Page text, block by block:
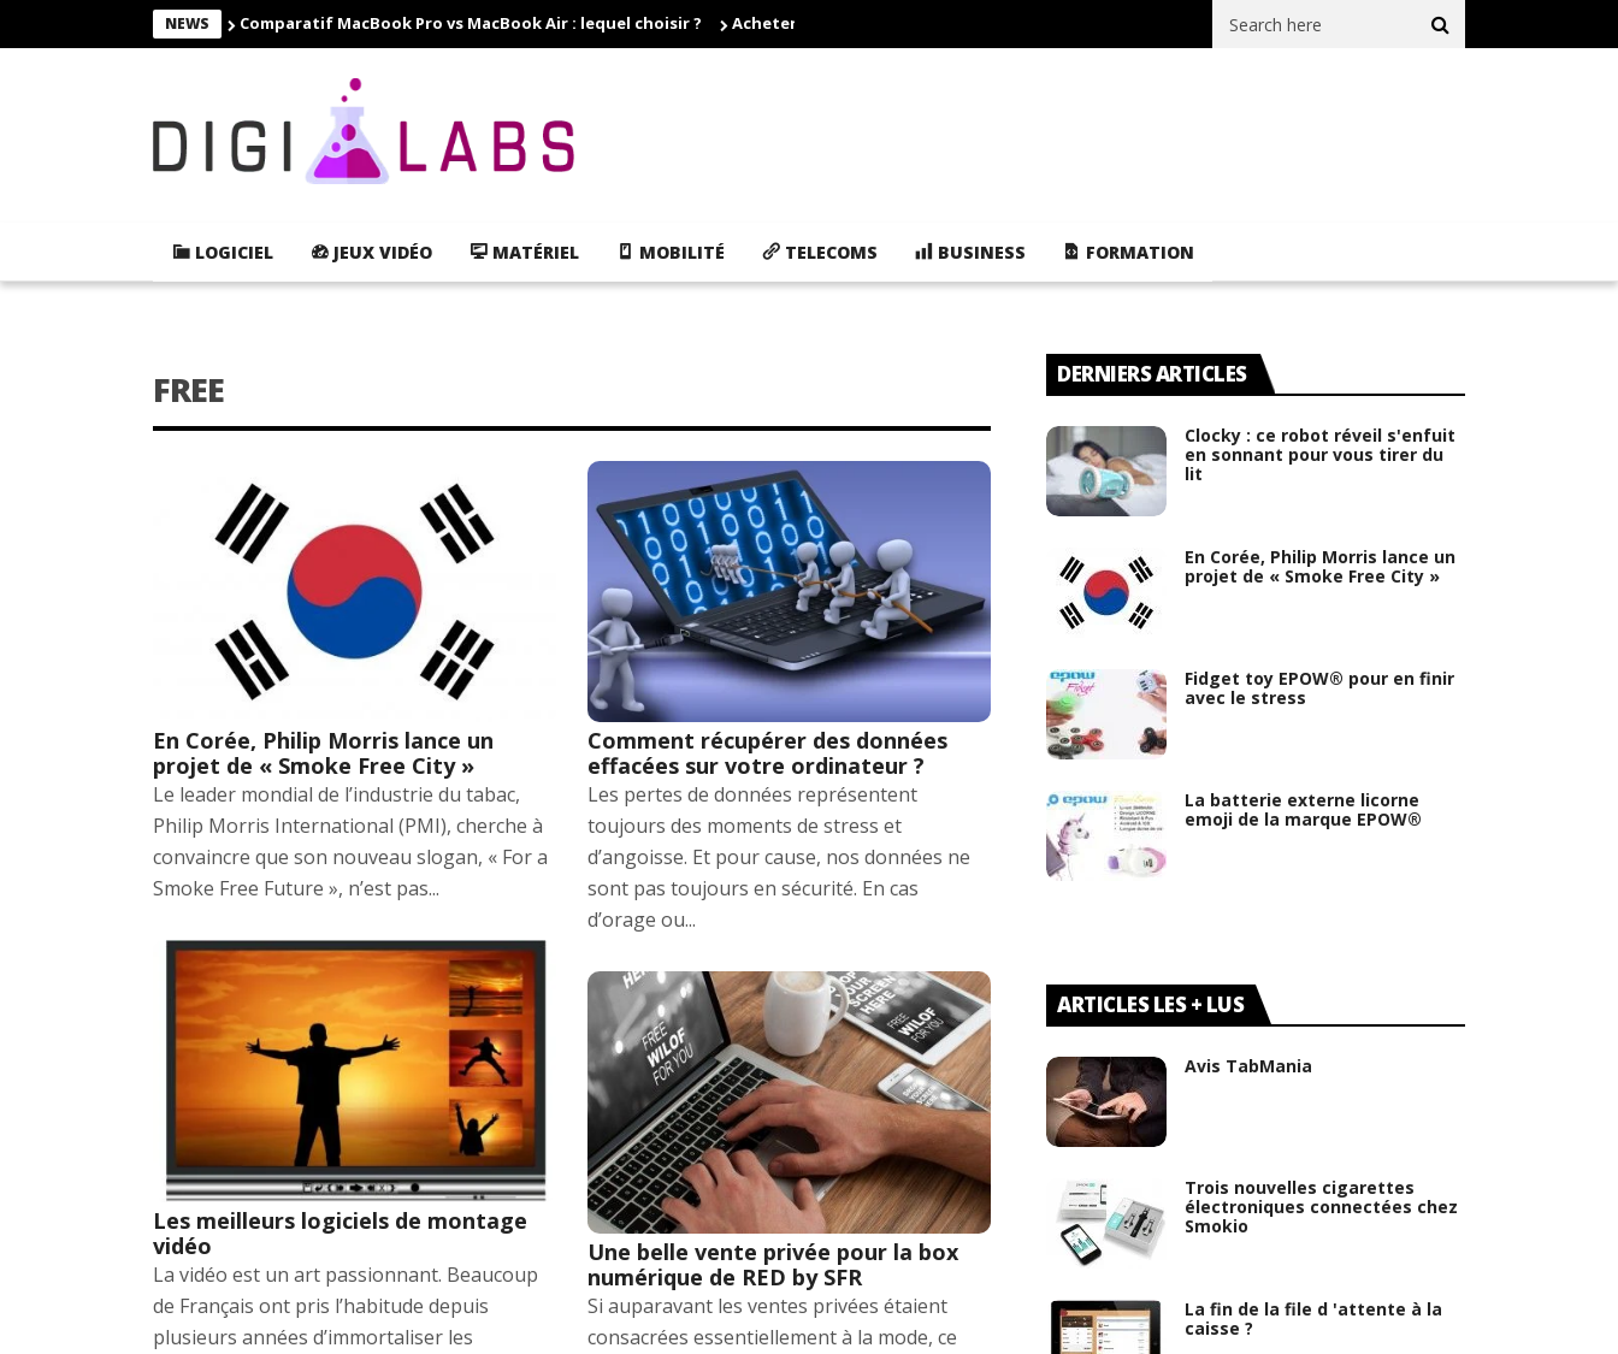
NEWS Comparatif MacBook Pro vs MacBook Air : lequel choisir ? Acheter des cartouches d'encre pas cher, est-ce encore possible ? Comment optimiser une image pour le
LOGICIEL JEUX VIDÉO MATÉRIEL MOBILITÉ TELECOMS BUSINESS FORMATION
FREE
En Corée, Philip Morris lance un
projet de « Smoke Free City »
Le leader mondial de l’industrie du tabac,
Philip Morris International (PMI), cherche à
convaincre que son nouveau slogan, « For a
Smoke Free Future », n’est pas...
Comment récupérer des données
effacées sur votre ordinateur ?
Les pertes de données représentent
toujours des moments de stress et
d’angoisse. Et pour cause, nos données ne
sont pas toujours en sécurité. En cas
d’orage ou...
Les meilleurs logiciels de montage
vidéo
La vidéo est un art passionnant. Beaucoup
de Français ont pris l’habitude depuis
plusieurs années d’immortaliser les
Une belle vente privée pour la box
numérique de RED by SFR
Si auparavant les ventes privées étaient
consacrées essentiellement à la mode, ce
DERNIERS ARTICLES
Clocky : ce robot réveil s'enfuit
en sonnant pour vous tirer du
lit
En Corée, Philip Morris lance un
projet de « Smoke Free City »
Fidget toy EPOW® pour en finir
avec le stress
La batterie externe licorne
emoji de la marque EPOW®
ARTICLES LES + LUS
Avis TabMania
Trois nouvelles cigarettes
électroniques connectées chez
Smokio
La fin de la file d 'attente à la
caisse ?